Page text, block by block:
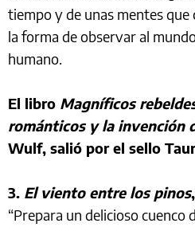
tiempo y de unas mentes
la forma de observar al
humano.
El libro Magníficos
románticos y la invención
Wulf, salió por el sello
3. El viento entre los pinos
“Prepara un delicioso cuenco